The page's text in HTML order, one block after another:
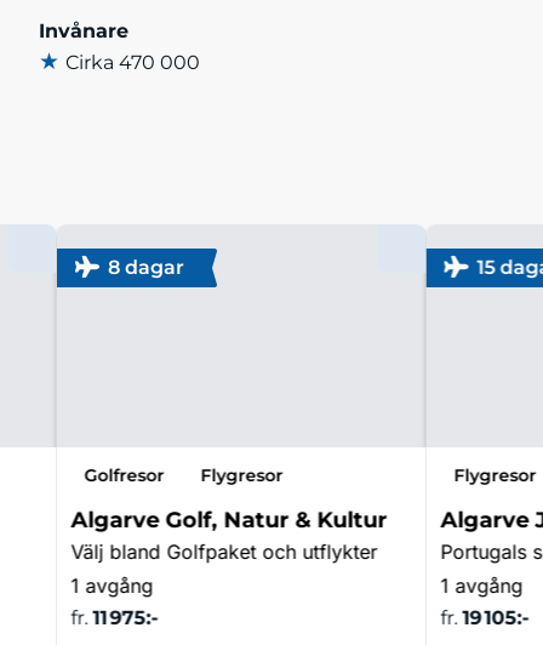
Invånare
★ Cirka 470 000
8 dagar
Golfresor Flygresor
Algarve Golf, Natur & Kultur
Välj bland Golfpaket och utflykter
1 avgång
fr. 11 975:-
15
Flygresor
Algarve
Portugals
1 avgång
fr. 19 105:-